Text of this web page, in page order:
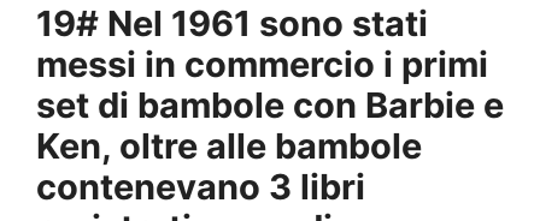
19# Nel 1961 sono stati
messi in commercio i primi
set di bambole con Barbie e
Ken, oltre alle bambole
contenevano 3 libri